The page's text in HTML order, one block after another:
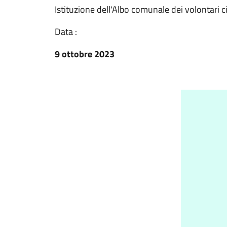
Istituzione dell'Albo comunale dei volontari
Data :
9 ottobre 2023